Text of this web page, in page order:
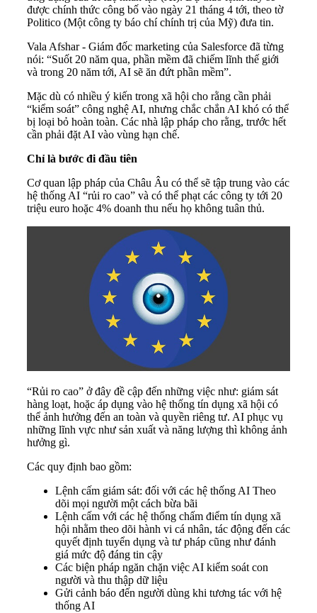
được chính thức công bố vào ngày 21 tháng 4 tới, theo tờ
Politico (Một công ty báo chí chính trị của Mỹ) đưa tin.
Vala Afshar - Giám đốc marketing của Salesforce đã từng
nói: “Suốt 20 năm qua, phần mềm đã chiếm lĩnh thế giới
và trong 20 năm tới, AI sẽ ăn đứt phần mềm”.
Mặc dù có nhiều ý kiến trong xã hội cho rằng cần phải
“kiểm soát” công nghệ AI, nhưng chắc chắn AI khó có thể
bị loại bỏ hoàn toàn. Các nhà lập pháp cho rằng, trước hết
cần phải đặt AI vào vùng hạn chế.
Chỉ là bước đi đầu tiên
Cơ quan lập pháp của Châu Âu có thể sẽ tập trung vào các
hệ thống AI “rủi ro cao” và có thể phạt các công ty tới 20
triệu euro hoặc 4% doanh thu nếu họ không tuân thủ.
“Rủi ro cao” ở đây đề cập đến những việc như: giám sát
hàng loạt, hoặc áp dụng vào hệ thống tín dụng xã hội có
thể ảnh hưởng đến an toàn và quyền riêng tư. AI phục vụ
những lĩnh vực như sản xuất và năng lượng thì không ảnh
hưởng gì.
Các quy định bao gồm:
Lệnh cấm giám sát: đối với các hệ thống AI Theo
dõi mọi người một cách bừa bãi
Lệnh cấm với các hệ thống chấm điểm tín dụng xã
hội nhằm theo dõi hành vi cá nhân, tác động đến các
quyết định tuyển dụng và tư pháp cũng như đánh
giá mức độ đáng tin cậy
Các biện pháp ngăn chặn việc AI kiểm soát con
người và thu thập dữ liệu
Gửi cảnh báo đến người dùng khi tương tác với hệ
thống AI